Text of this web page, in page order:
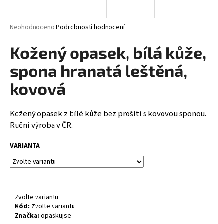
Průměrné
produktu
je
z
5
hvězdiček.
Neohodnoceno Podrobnosti hodnocení
Kožený opasek, bílá kůže,
spona hranatá leštěná,
kovová
Kožený opasek z bílé kůže bez prošití s kovovou sponou.
Ruční výroba v ČR.
VARIANTA
Zvolte variantu
Kód: Zvolte variantu
Značka: opaskujse
j
t
?
HLEDAT
D
o
u